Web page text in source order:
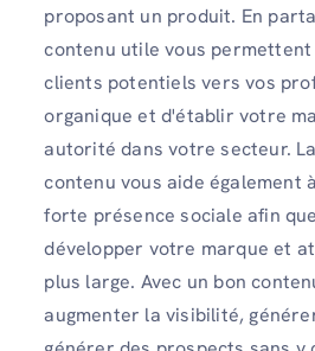
proposant un produit. En
contenu utile vous
clients potentiels vers vos
organique et d'établir votre
autorité dans votre secteur.
contenu vous aide également
forte présence sociale afin
développer votre marque et
plus large. Avec un bon
augmenter la visibilité,